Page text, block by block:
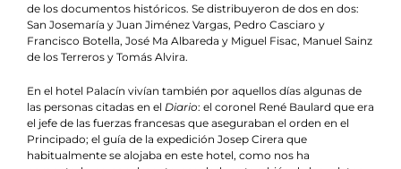
de los documentos históricos. Se distribuyeron de dos en dos:
San Josemaría y Juan Jiménez Vargas, Pedro Casciaro y
Francisco Botella, José Ma Albareda y Miguel Fisac, Manuel Sainz
de los Terreros y Tomás Alvira.
En el hotel Palacín vivían también por aquellos días algunas de
las personas citadas en el Diario: el coronel René Baulard que era
el jefe de las fuerzas francesas que aseguraban el orden en el
Principado; el guía de la expedición Josep Cirera que
habitualmente se alojaba en este hotel, como nos ha